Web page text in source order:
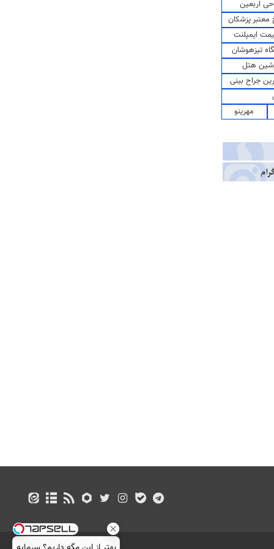
اربعین
پزشکان
ایمپلنت
تیزهوشان
هتل
جراح بینی
مهرینو